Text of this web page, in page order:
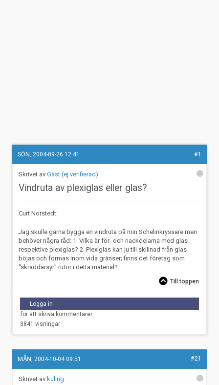
SÖN, 2004-09-26 12:41 #1
Gäst (ej verifierad)
Vindruta av plexiglas eller glas?
Curt Norstedt:
Jag skulle gärna bygga en vindruta på min Schelinkryssare men
behöver några råd: 1. Vilka är för- och nackdelarna med glas
respektive plexiglas? 2. Plexiglas kan ju till skillnad från glas
böjas och formas inom vida gränser; finns det företag som
"skräddarsyr" rutor i detta material?
Till toppen
Logga in
för att skriva kommentarer
3841 visningar
MÅN, 2004-10-04 09:51 #21
kuling